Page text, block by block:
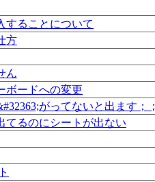
することについて
方
ん
ボードへの変更
がってないと出ます；；
てるのにシートが出ない